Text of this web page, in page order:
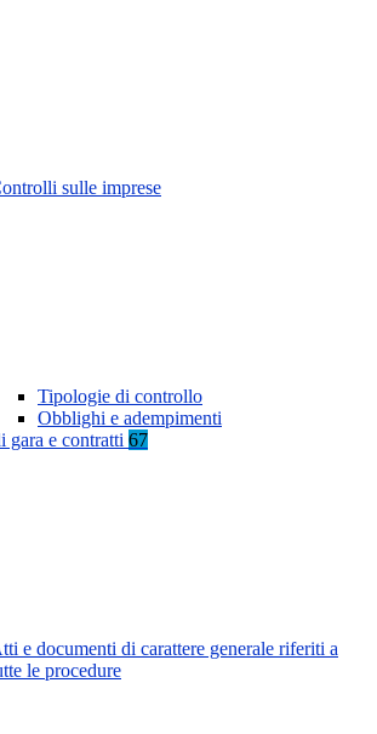
sulle imprese
Tipologie di controllo
Obblighi e adempimenti
gara e contratti 67
e documenti di carattere generale riferiti a
le procedure